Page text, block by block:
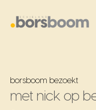
borsboom bezoekt
met nick op